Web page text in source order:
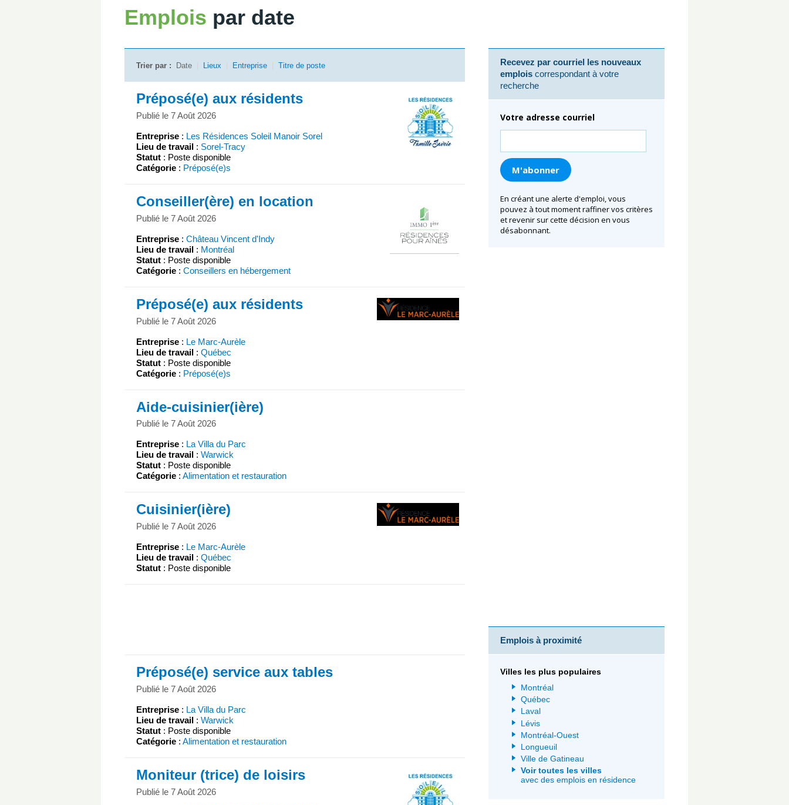
Emplois par date
Trier par : Date Lieux Entreprise Titre de poste
Préposé(e) aux résidents
Publié le 7 Août 2026
Entreprise : Les Résidences Soleil Manoir Sorel
Lieu de travail : Sorel-Tracy
Statut : Poste disponible
Catégorie : Préposé(e)s
Conseiller(ère) en location
Publié le 7 Août 2026
Entreprise : Château Vincent d'Indy
Lieu de travail : Montréal
Statut : Poste disponible
Catégorie : Conseillers en hébergement
Préposé(e) aux résidents
Publié le 7 Août 2026
Entreprise : Le Marc-Aurèle
Lieu de travail : Québec
Statut : Poste disponible
Catégorie : Préposé(e)s
Aide-cuisinier(ière)
Publié le 7 Août 2026
Entreprise : La Villa du Parc
Lieu de travail : Warwick
Statut : Poste disponible
Catégorie : Alimentation et restauration
Cuisinier(ière)
Publié le 7 Août 2026
Entreprise : Le Marc-Aurèle
Lieu de travail : Québec
Statut : Poste disponible
Préposé(e) service aux tables
Publié le 7 Août 2026
Entreprise : La Villa du Parc
Lieu de travail : Warwick
Statut : Poste disponible
Catégorie : Alimentation et restauration
Moniteur (trice) de loisirs
Publié le 7 Août 2026
Recevez par courriel les nouveaux
emplois correspondant à votre
recherche
Votre adresse courriel
En créant une alerte d'emploi, vous
pouvez à tout moment raffiner vos critères
et revenir sur cette décision en vous
désabonnant.
Emplois à proximité
Villes les plus populaires
Montréal
Québec
Laval
Lévis
Montréal-Ouest
Longueuil
Ville de Gatineau
Voir toutes les villes
avec des emplois en résidence